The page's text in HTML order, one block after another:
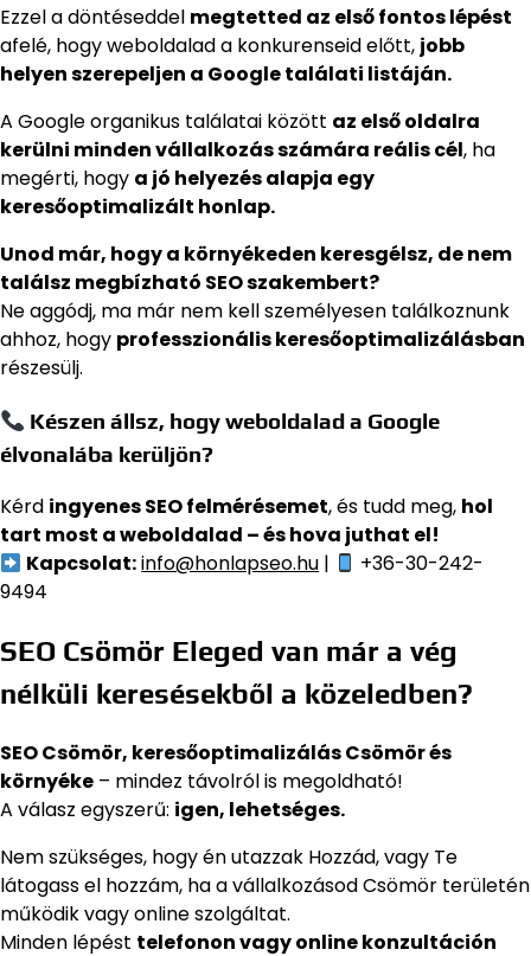
Ezzel a döntéseddel megtetted az első fontos lépést
afelé, hogy weboldalad a konkurenseid előtt, jobb
helyen szerepeljen a Google találati listáján.
A Google organikus találatai között az első oldalra
kerülni minden vállalkozás számára reális cél, ha
megérti, hogy a jó helyezés alapja egy
keresőoptimalizált honlap.
Unod már, hogy a környékeden keresgélsz, de nem
találsz megbízható SEO szakembert?
Ne aggódj, ma már nem kell személyesen találkoznunk
ahhoz, hogy professzionális keresőoptimalizálásban
részesülj.
Készen állsz, hogy weboldalad a Google
élvonalába kerüljön?
Kérd ingyenes SEO felmérésemet, és tudd meg, hol
tart most a weboldalad – és hova juthat el!
Kapcsolat:info@honlapseo.hu |
+36-30-242-
9494
SEO Csömör Eleged van már a vég
nélküli keresésekből a közeledben?
SEO Csömör, keresőoptimalizálás Csömör és
környéke – mindez távolról is megoldható!
A válasz egyszerű: igen, lehetséges.
Nem szükséges, hogy én utazzak Hozzád, vagy Te
látogass el hozzám, ha a vállalkozásod Csömör területén
működik vagy online szolgáltat.
Minden lépést telefonon vagy online konzultáción